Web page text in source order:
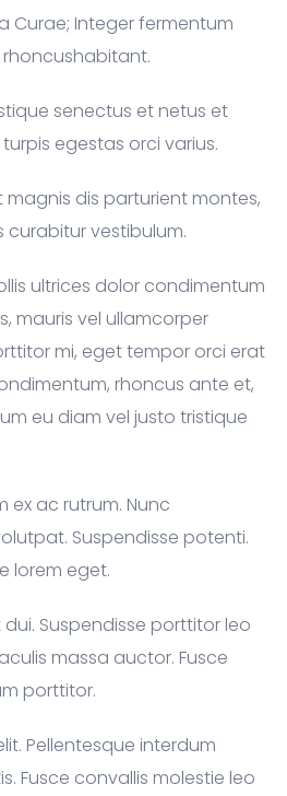
Curae; Integer fermentum
senectus et netus et
egestas orci varius.
dis parturient montes,
curabitur vestibulum.
ultrices dolor condimentum
mauris vel ullamcorper
mi, eget tempor orci erat
rhoncus ante et,
eu diam vel justo tristique
ex ac rutrum. Nunc
Suspendisse potenti.
lorem eget.
Suspendisse porttitor leo
massa auctor. Fusce
porttitor.
Pellentesque interdum
Fusce convallis molestie leo